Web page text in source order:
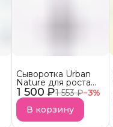
1 500 ₽1 553 ₽−3%
Сыворотка Urban
Nature для роста
волос АКЦИЯ!
В корзину